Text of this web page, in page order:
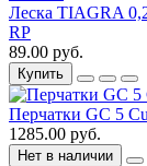
Леска TIAGRA
RP
89.00 руб.
Купить
Перчатки GC 5
1285.00 руб.
Нет в наличии